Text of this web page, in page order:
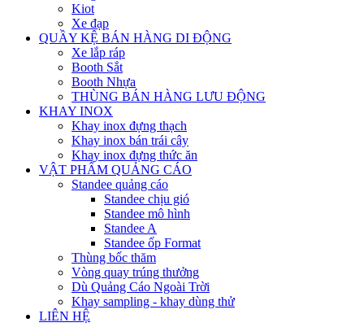
Kiot
Xe đạp
QUẦY KỆ BÁN HÀNG DI ĐỘNG
Xe lắp ráp
Booth Sắt
Booth Nhựa
THÙNG BÁN HÀNG LƯU ĐỘNG
KHAY INOX
Khay inox đựng thạch
Khay inox bán trái cây
Khay inox đựng thức ăn
VẬT PHẨM QUẢNG CÁO
Standee quảng cáo
Standee chịu gió
Standee mô hình
Standee A
Standee ốp Format
Thùng bốc thăm
Vòng quay trúng thưởng
Dù Quảng Cáo Ngoài Trời
Khay sampling - khay dùng thử
LIÊN HỆ